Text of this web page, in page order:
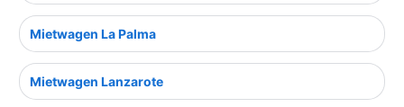
Mietwagen La Palma
Mietwagen Lanzarote